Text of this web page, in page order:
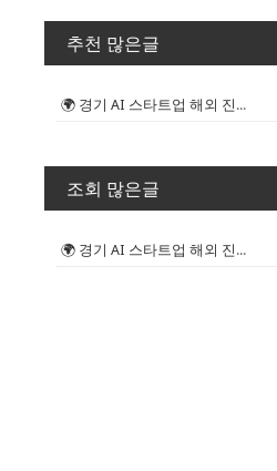
추천 많은글
🌍 경기 AI 스타트업 해외 진출 판...
조회 많은글
🌍 경기 AI 스타트업 해외 진출 판...